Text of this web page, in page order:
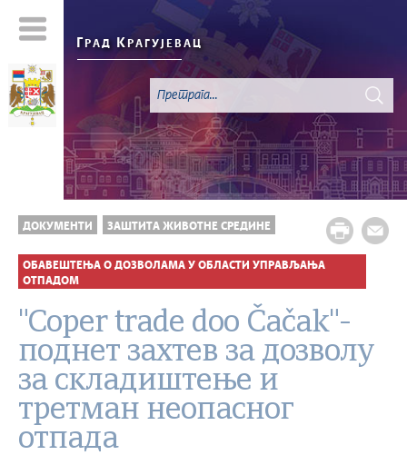
Г РАД К РАГУЈЕВАЦ
ДОКУМЕНТИ ЗАШТИТА ЖИВОТНЕ СРЕДИНЕ
ОБАВЕШТЕЊА О ДОЗВОЛАМА У ОБЛАСТИ УПРАВЉАЊА
ОТПАДОМ
"Coper trade doo Čačak"-
поднет захтев за дозволу
за складиштење и
третман неопасног
отпада